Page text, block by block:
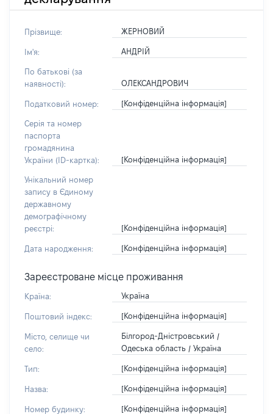
Прізвище: ЖЕРНОВИЙ
Ім'я: АНДРІЙ
По батькові (за
наявності):
ОЛЕКСАНДРОВИЧ
Податковий номер: [Конфіденційна інформація]
Серія та номер
паспорта
громадянина
України (ID-картка):
[Конфіденційна інформація]
Унікальний номер
запису в Єдиному
державному
демографічному
реєстрі:
[Конфіденційна інформація]
Дата народження: [Конфіденційна інформація]
Зареєстроване місце проживання
Країна: Україна
Поштовий індекс: [Конфіденційна інформація]
Місто, селище чи
село:
Білгород-Дністровський /
Одеська область / Україна
Тип: [Конфіденційна інформація]
Назва: [Конфіденційна інформація]
Номер будинку: [Конфіденційна інформація]